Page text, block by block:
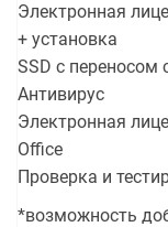
Электронная
+ установка
SSD с переносом
Антивирус
Электронная
Office
Проверка и
*возможность